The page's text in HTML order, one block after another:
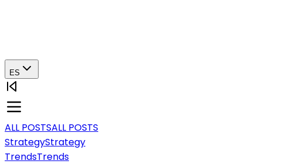
ES
ALL POSTSALL POSTS
StrategyStrategy
TrendsTrends